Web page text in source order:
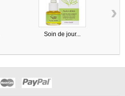
Soin de jour...
›